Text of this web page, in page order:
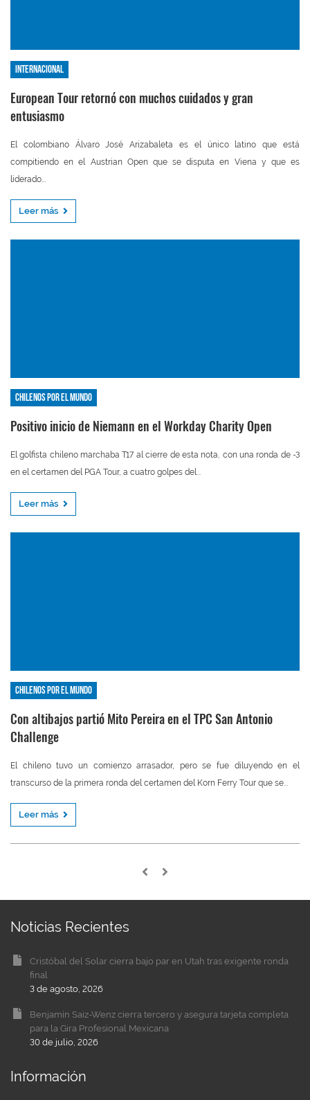
Internacional
European Tour retornó con muchos cuidados y gran
entusiasmo
El colombiano Álvaro José Arizabaleta es el único latino que está
compitiendo en el Austrian Open que se disputa en Viena y que es
liderado...
Leer más
Chilenos por el mundo
Positivo inicio de Niemann en el Workday Charity Open
El golfista chileno marchaba T17 al cierre de esta nota, con una ronda de -3
en el certamen del PGA Tour, a cuatro golpes del...
Leer más
Chilenos por el mundo
Con altibajos partió Mito Pereira en el TPC San Antonio
Challenge
El chileno tuvo un comienzo arrasador, pero se fue diluyendo en el
transcurso de la primera ronda del certamen del Korn Ferry Tour que se...
Leer más
Noticias Recientes
Cristóbal del Solar cierra bajo par en Utah tras exigente ronda
final
3 de agosto, 2026
Benjamín Saiz-Wenz cierra tercero y asegura tarjeta completa
para la Gira Profesional Mexicana
30 de julio, 2026
Información